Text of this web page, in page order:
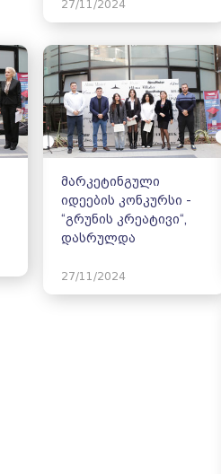
27/11/2024
მარკეტინგული
იდეების კონკურსი -
“გრუნის კრეატივი“,
დასრულდა
27/11/2024